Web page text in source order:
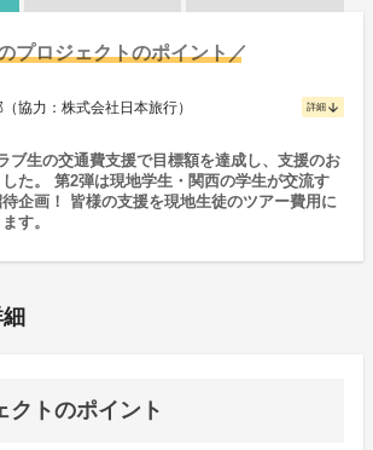
プロジェクトのポイント／
協力：株式会社日本旅行） 詳細 arrow_downward
ブ生の交通費支援で目標額を達成し、支援のお
た。 第2弾は現地学生・関西の学生が交流す
企画！ 皆様の支援を現地生徒のツアー費用に
す。
クトのポイント